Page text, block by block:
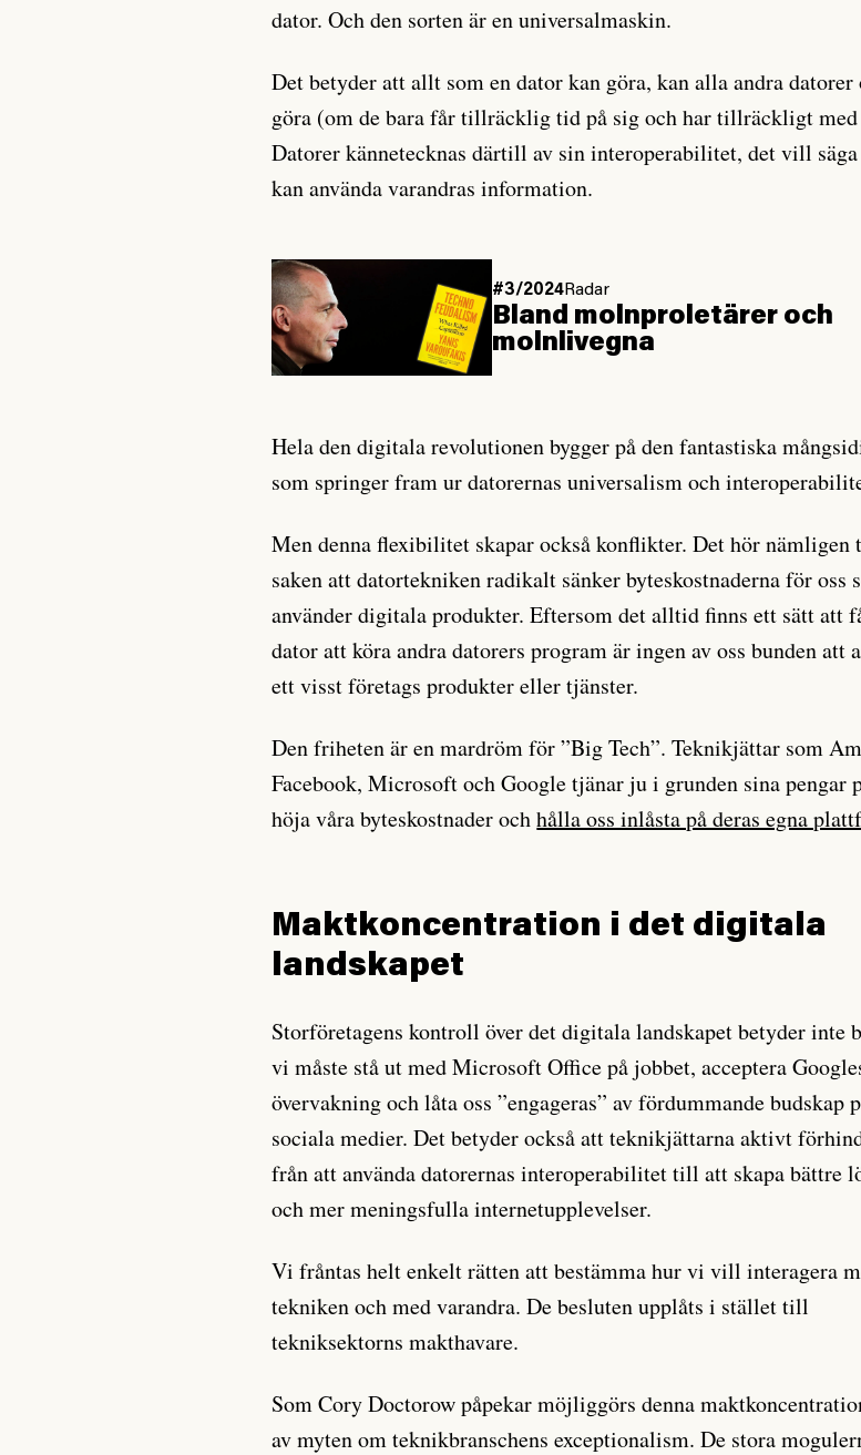
dator. Och den sorten är en universalmaskin.
Det betyder att allt som en dator kan göra, kan alla andra datorer
göra (om de bara får tillräcklig tid på sig och har tillräckligt
Datorer kännetecknas därtill av sin interoperabilitet, det vill
kan använda varandras information.
#3/2024Radar
Bland molnproletärer och
molnlivegna
Hela den digitala revolutionen bygger på den fantastiska
som springer fram ur datorernas universalism och
Men denna flexibilitet skapar också konflikter. Det hör nämligen
saken att datortekniken radikalt sänker byteskostnaderna för oss
använder digitala produkter. Eftersom det alltid finns ett sätt att
dator att köra andra datorers program är ingen av oss bunden att
ett visst företags produkter eller tjänster.
Den friheten är en mardröm för ”Big Tech”. Teknikjättar som
Facebook, Microsoft och Google tjänar ju i grunden sina pengar
höja våra byteskostnader ochhålla oss inlåsta på deras egna
Maktkoncentration i det digitala
landskapet
Storföretagens kontroll över det digitala landskapet betyder inte
vi måste stå ut med Microsoft Office på jobbet, acceptera
övervakning och låta oss ”engageras” av fördummande budskap
sociala medier. Det betyder också att teknikjättarna aktivt
från att använda datorernas interoperabilitet till att skapa bättre
och mer meningsfulla internetupplevelser.
Vi fråntas helt enkelt rätten att bestämma hur vi vill interagera
tekniken och med varandra. De besluten upplåts i stället till
tekniksektorns makthavare.
Som Cory Doctorow påpekar möjliggörs denna
av myten om teknikbranschens exceptionalism. De stora